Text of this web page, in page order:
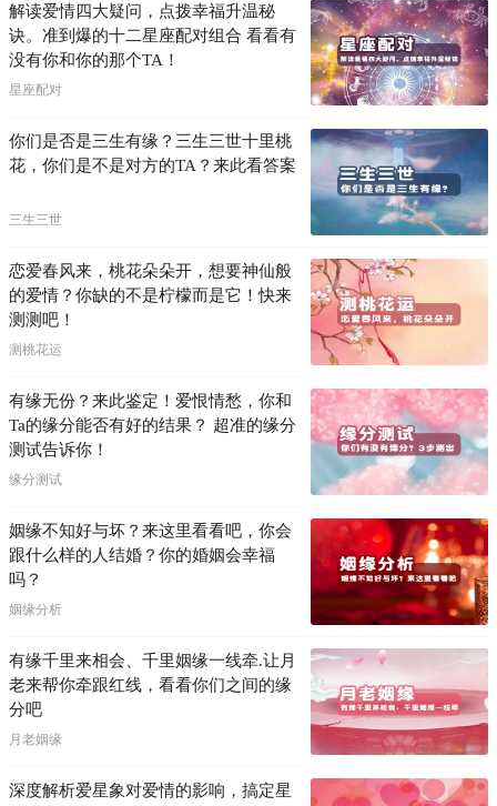
解读爱情四大疑问，点拨幸福升温秘
诀。准到爆的十二星座配对组合 看看有
没有你和你的那个TA！
星座配对
你们是否是三生有缘？三生三世十里桃
花，你们是不是对方的TA？来此看答案
三生三世
恋爱春风来，桃花朵朵开，想要神仙般
的爱情？你缺的不是柠檬而是它！快来
测测吧！
测桃花运
有缘无份？来此鉴定！爱恨情愁，你和
Ta的缘分能否有好的结果？ 超准的缘分
测试告诉你！
缘分测试
姻缘不知好与坏？来这里看看吧，你会
跟什么样的人结婚？你的婚姻会幸福
吗？
姻缘分析
有缘千里来相会、千里姻缘一线牵.让月
老来帮你牵跟红线，看看你们之间的缘
分吧
月老姻缘
深度解析爱星象对爱情的影响，搞定星